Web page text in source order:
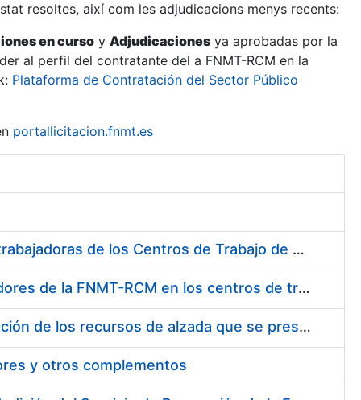
resoltes, així com les adjudicacions menys recents:
en curso y Adjudicaciones ya aprobadas por la
al perfil del contratante del a FNMT-RCM en la
Plataforma de Contratación del Sector Público
portallicitacion.fnmt.es
Suministro de Protectores Auditivos a medida para las personas trabajadoras de los Centros de Trabajo de Madrid y Burgos
Suministro de gafas graduadas antiproyecciones para los trabajadores de la FNMT-RCM en los centros de trabajo de Madrid y Burgos
Servicios de una empresa externa para el asesoramiento y resolución de los recursos de alzada que se presentan relacionados con procesos de selección para la FNMT-RCM
y otros complementos